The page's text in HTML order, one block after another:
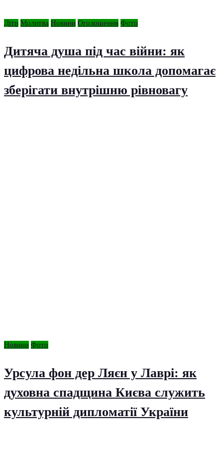
Діти Молитва Новини Оголошення Фото
Дитяча душа під час війни: як
цифрова недільна школа допомагає
зберігати внутрішню рівновагу
Новини Фото
Урсула фон дер Ляєн у Лаврі: як
духовна спадщина Києва служить
культурній дипломатії України